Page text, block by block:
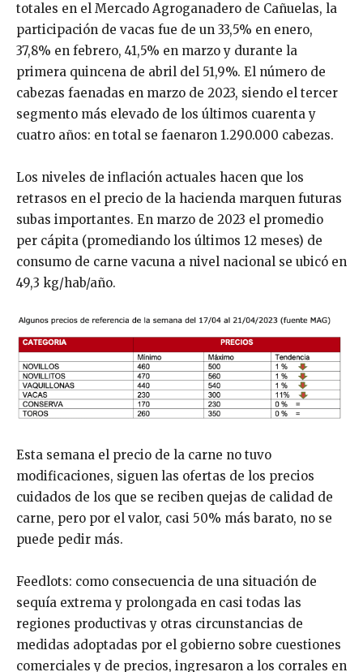
totales en el Mercado Agroganadero de Cañuelas, la
participación de vacas fue de un 33,5% en enero,
37,8% en febrero, 41,5% en marzo y durante la
primera quincena de abril del 51,9%. El número de
cabezas faenadas en marzo de 2023, siendo el tercer
segmento más elevado de los últimos cuarenta y
cuatro años: en total se faenaron 1.290.000 cabezas.
Los niveles de inflación actuales hacen que los
retrasos en el precio de la hacienda marquen futuras
subas importantes. En marzo de 2023 el promedio
per cápita (promediando los últimos 12 meses) de
consumo de carne vacuna a nivel nacional se ubicó en
49,3 kg/hab/año.
Esta semana el precio de la carne no tuvo
modificaciones, siguen las ofertas de los precios
cuidados de los que se reciben quejas de calidad de
carne, pero por el valor, casi 50% más barato, no se
puede pedir más.
Feedlots: como consecuencia de una situación de
sequía extrema y prolongada en casi todas las
regiones productivas y otras circunstancias de
medidas adoptadas por el gobierno sobre cuestiones
comerciales y de precios, ingresaron a los corrales en